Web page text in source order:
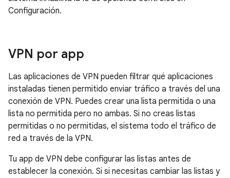
Configuración.
VPN por app
Las aplicaciones de VPN pueden filtrar qué aplicaciones
instaladas tienen permitido enviar tráfico a través del una
conexión de VPN. Puedes crear una lista permitida o una
lista no permitida pero no ambas. Si no creas listas
permitidas o no permitidas, el sistema todo el tráfico de
red a través de la VPN.
Tu app de VPN debe configurar las listas antes de
establecer la conexión. Si si necesitas cambiar las listas y